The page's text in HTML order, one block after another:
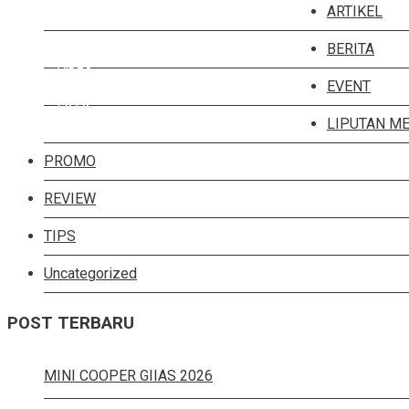
VIDEO
FOTO
ARTIKEL
BERITA
EVENT
LIPUTAN
PROMO
REVIEW
TIPS
Uncategorized
POST TERBARU
MINI COOPER GIIAS 2026